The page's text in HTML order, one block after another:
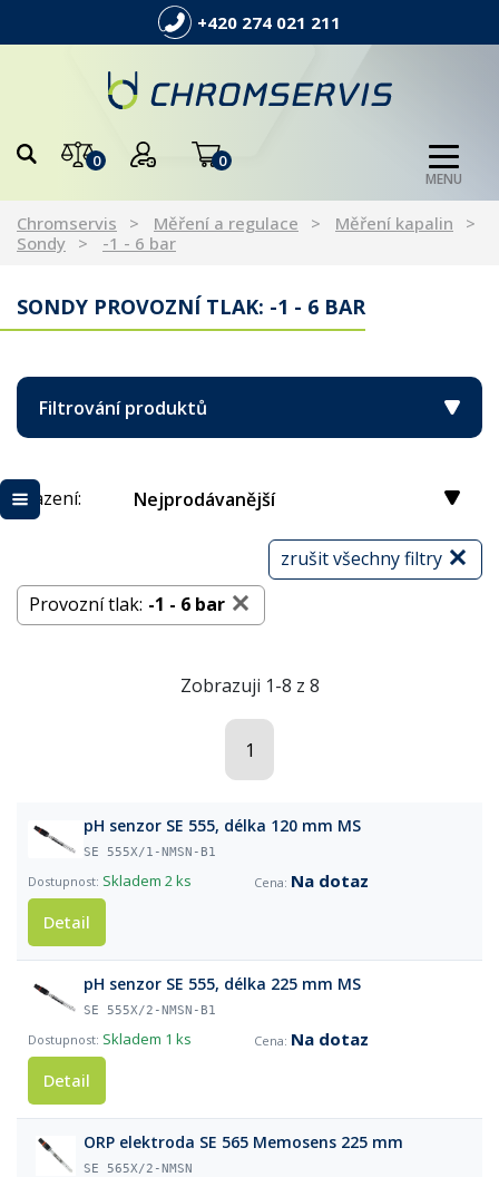
+420 274 021 211
0 0
MENU
Chromservis Měření a regulace
Měření kapalin
Sondy
-1 - 6 bar
SONDY PROVOZNÍ TLAK: -1 - 6 BAR
Filtrování produktů
Řazení: Nejprodávanější
zrušit všechny filtry
Provozní tlak: -1 - 6 bar
Zobrazuji 1-8 z 8
1
pH senzor SE 555, délka 120 mm MS
SE 555X/1-NMSN-B1
Skladem 2 ks
Na dotaz
Detail
pH senzor SE 555, délka 225 mm MS
SE 555X/2-NMSN-B1
Skladem 1 ks
Na dotaz
Detail
ORP elektroda SE 565 Memosens 225 mm
SE 565X/2-NMSN